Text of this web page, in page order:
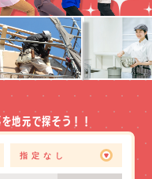
地元で探そう！！